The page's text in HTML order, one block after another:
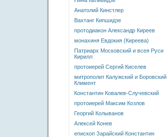
Анатолий Кинстлер
Вахтанг Кипшидзе
протодиакон Александр Киреев
монахиня Евдокия (Киреева)
Патриарх Московский и всея Руси
Кирилл
протоиерей Сергий Киселев
митрополит Калужский и Боровский
Климент
Константин Ковалев-Случевский
протоиерей Максим Козлов
Георгий Колыванов
Алексей Конев
епископ Зарайский Константин